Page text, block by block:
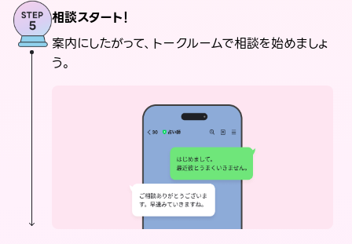
相談スタート！
案内にしたがって、トークルームで相談を始めましょ
う。